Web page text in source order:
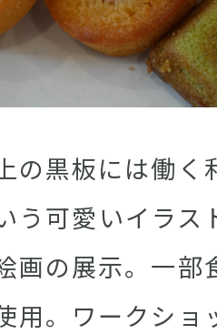
の黒板には働く
う可愛いイラス
画の展示。一部
用。ワークショ